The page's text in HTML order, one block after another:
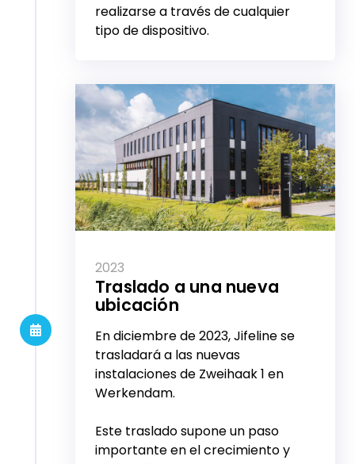
realizarse a través de cualquier
tipo de dispositivo.
2023
Traslado a una nueva
ubicación
En diciembre de 2023, Jifeline se
trasladará a las nuevas
instalaciones de Zweihaak 1 en
Werkendam.
Este traslado supone un paso
importante en el crecimiento y